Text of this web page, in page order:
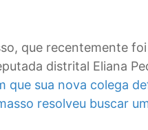
que recentemente
distrital Eliana
que sua nova colega
resolveu buscar